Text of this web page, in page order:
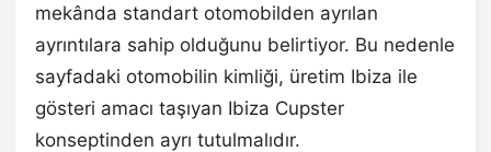
mekânda standart otomobilden ayrılan
ayrıntılara sahip olduğunu belirtiyor. Bu nedenle
sayfadaki otomobilin kimliği, üretim Ibiza ile
gösteri amacı taşıyan Ibiza Cupster
konseptinden ayrı tutulmalıdır.